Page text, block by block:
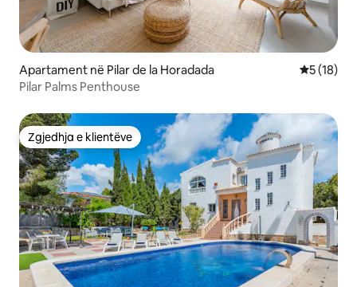
Apartament në Pilar de la Horadada Vlerësimi
5 (18)
Pilar Palms Penthouse
Zgjedhja e klientëve
Zgjedhja e klientëve